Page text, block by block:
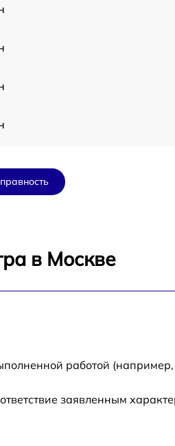
в Москве
работой
заявленным